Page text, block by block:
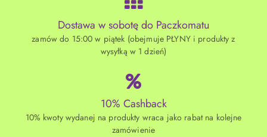
Dostawa w sobotę do Paczkomatu
zamów do 15:00 w piątek (obejmuje PŁYNY i produkty z
wysyłką w 1 dzień)
10% Cashback
10% kwoty wydanej na produkty wraca jako rabat na kolejne
zamówienie